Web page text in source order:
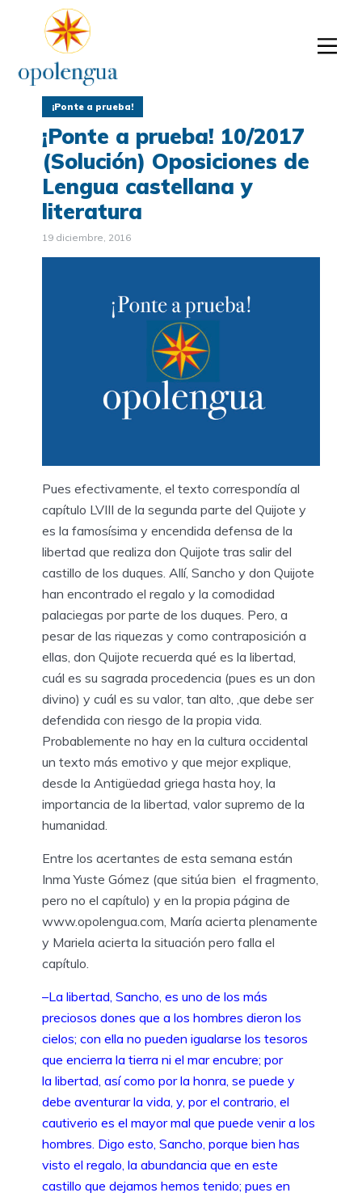
¡Ponte a prueba!
¡Ponte a prueba! 10/2017
(Solución) Oposiciones de
Lengua castellana y
literatura
19 diciembre, 2016
Pues efectivamente, el texto correspondía al
capítulo LVIII de la segunda parte del Quijote y
es la famosísima y encendida defensa de la
libertad que realiza don Quijote tras salir del
castillo de los duques. Allí, Sancho y don Quijote
han encontrado el regalo y la comodidad
palaciegas por parte de los duques. Pero, a
pesar de las riquezas y como contraposición a
ellas, don Quijote recuerda qué es la libertad,
cuál es su sagrada procedencia (pues es un don
divino) y cuál es su valor, tan alto, ,que debe ser
defendida con riesgo de la propia vida.
Probablemente no hay en la cultura occidental
un texto más emotivo y que mejor explique,
desde la Antigüedad griega hasta hoy, la
importancia de la libertad, valor supremo de la
humanidad.
Entre los acertantes de esta semana están
Inma Yuste Gómez (que sitúa bien el fragmento,
pero no el capítulo) y en la propia página de
www.opolengua.com, María acierta plenamente
y Mariela acierta la situación pero falla el
capítulo.
–La libertad, Sancho, es uno de los más
preciosos dones que a los hombres dieron los
cielos; con ella no pueden igualarse los tesoros
que encierra la tierra ni el mar encubre; por
la libertad, así como por la honra, se puede y
debe aventurar la vida, y, por el contrario, el
cautiverio es el mayor mal que puede venir a los
hombres. Digo esto, Sancho, porque bien has
visto el regalo, la abundancia que en este
castillo que dejamos hemos tenido; pues en